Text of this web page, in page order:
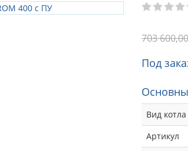
703 600,00
Под
Вид котла
Артикул